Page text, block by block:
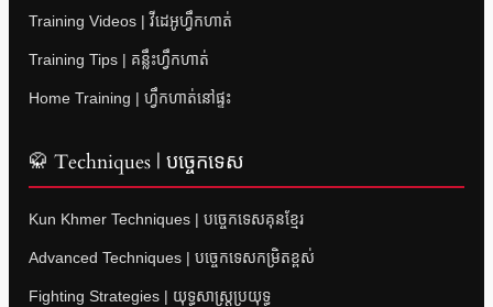
Training Videos | វីដេអូហ្វឹកហាត់
Training Tips | គន្លឹះហ្វឹកហាត់
Home Training | ហ្វឹកហាត់នៅផ្ទះ
🥋 Techniques | បច្ចេកទេស
Kun Khmer Techniques | បច្ចេកទេសគុនខ្មែរ
Advanced Techniques | បច្ចេកទេសកម្រិតខ្ពស់
Fighting Strategies | យុទ្ធសាស្ត្រប្រយុទ្ធ